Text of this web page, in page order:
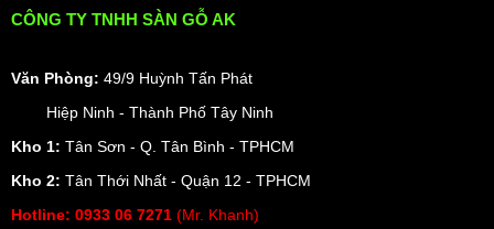
CÔNG TY TNHH SÀN GỖ AK
Văn Phòng: 49/9 Huỳnh Tấn Phát
Hiệp Ninh - Thành Phố Tây Ninh
Kho 1: Tân Sơn - Q. Tân Bình - TPHCM
Kho 2: Tân Thới Nhất - Quận 12 - TPHCM
Hotline: 0933 06 7271 (Mr. Khanh)